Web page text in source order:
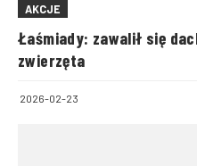
AKCJE
Łaśmiady: zawalił się
zwierzęta
2026-02-23